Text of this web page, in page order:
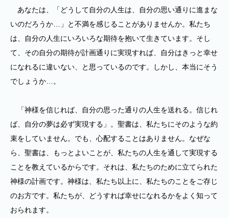
あなたは、「どうして自分の人生は、自分の思い通りに進まな
いのだろうか…」と不満を感じることがありませんか。私たち
は、自分の人生にいろいろな期待を抱いて生きています。そし
て、その自分の期待が計画通りに実現すれば、自分はきっと幸せ
になれるに違いない、と思っているのです。しかし、本当にそう
でしょうか…。
「神様を信じれば、自分の思った通りの人生を送れる。信じれ
ば、自分の夢は必ず実現する」。聖書は、私たちにそのような約
束をしていません。でも、心配することはありません。なぜな
ら、聖書は、もっとよいことが、私たちの人生を通して実現する
ことを教えているからです。それは、私たちのために立てられた
神様の計画です。神様は、私たち以上に、私たちのことをご存じ
のお方です。私たちが、どうすれば幸せになれるかをよく知って
おられます。